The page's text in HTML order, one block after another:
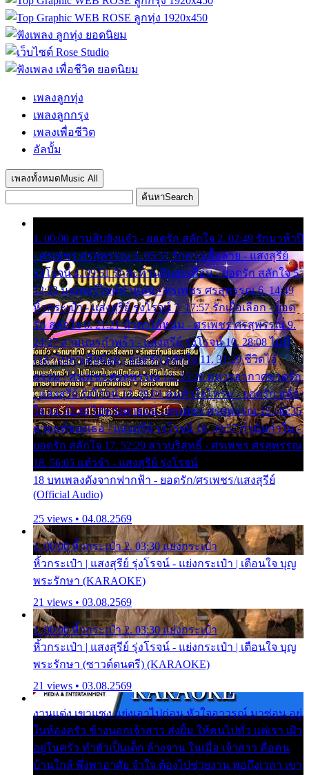
เพลงลูกทุ่ง
เพลงลูกกรุง
เพลงเพื่อชีวิต
อัลบั้ม
เพลงทั้งหมด Music All
ค้นหาSearch
1. 00:00 สามสิบยังแจ๋ว - ยอดรัก สลักใจ 2. 02:49 รักมาห้าปี
- ศรเพชร ศรสุพรรณ 3. 05:57 รักสาวเสื้อลาย - แสงสุรีย์
รุ่งโรจน์ 4. 09:51 รักสะท้านดินสะเทือน - ยอดรัก สลักใจ 5.
12:23 มอเตอร์ไซค์ทำหล่น - ศรเพชร ศรสุพรรณ 6. 14:49
หิ้วกระเป๋า - แสงสุรีย์ รุ่งโรจน์ 7. 17:57 รักเผื่อเลือก - ยอด
รัก สลักใจ 8. 21:21 น้ำตาไอ้หนุ่ม - ศรเพชร ศรสุพรรณ 9.
24:27 สามเณรกำพร้า - แสงสุรีย์ รุ่งโรจน์ 10. 28:08 ไม่มี
เวลาไปหาเมียน้อย - ยอดรัก สลักใจ 11. 31:29 ชีวิตไอ้
ธรรม - ศรเพชร ศรสุพรรณ 12. 35:26 ทหารอากาศขาดรัก
- แสงสุรีย์ รุ่งโรจน์ 13. 39:01 คนหัวใจโทรม - ยอดรัก สลัก
ใจ 14. 42:49 ไอ้หวังตายแน่ - ศรเพชร ศรสุพรรณ 15. 46:35
ธาตุแท้ของเธอ - แสงสุรีย์ รุ่งโรจน์ 16. 49:57 กำนันกำใน -
ยอดรัก สลักใจ 17. 52:29 สาวบริสุทธิ์ - ศรเพชร ศรสุพรรณ
18. 56:05 แต๋วจ๋า - แสงสุรีย์ รุ่งโรจน์
18 บทเพลงดังจากฟากฟ้า - ยอดรัก/ศรเพชร/แสงสุรีย์
(Official Audio)
25 views • 04.08.2569
1. 00:00 หิ้วกระเป๋า 2. 03:30 แย่งกระเป๋า
หิ้วกระเป๋า | แสงสุรีย์ รุ่งโรจน์ - แย่งกระเป๋า | เตือนใจ บุญ
พระรักษา (KARAOKE)
21 views • 03.08.2569
1. 00:00 หิ้วกระเป๋า 2. 03:30 แย่งกระเป๋า
หิ้วกระเป๋า | แสงสุรีย์ รุ่งโรจน์ - แย่งกระเป๋า | เตือนใจ บุญ
พระรักษา (ซาวด์ดนตรี) (KARAOKE)
21 views • 03.08.2569
งานแต่ง เขาแซง แย่งเอาไปก่อน หัวใจอาวรณ์ มาซ่อน อยู่
ในห้องครัว ข้างนอกเจ้าสาว ส่งยิ้ม ให้คนไปทั่ว แต่เรา เฝ้า
อยู่ในครัว ทำตัวเป็นเด็ก ล้างจาน ในเมื่อ เจ้าสาว คือคน
บ้านใกล้ พึ่งพาอาศัย จำใจ ต้องไปช่วยงาน พอถึงเวลา เขา